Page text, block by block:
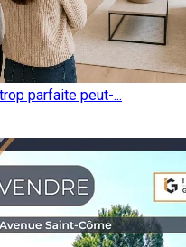
parfaite peut-...